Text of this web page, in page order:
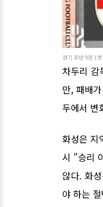
경기 후반 9분 1
차두리 감
만, 패배
두에서 변
화성은 지
시 "승리
않다. 화
야 하는